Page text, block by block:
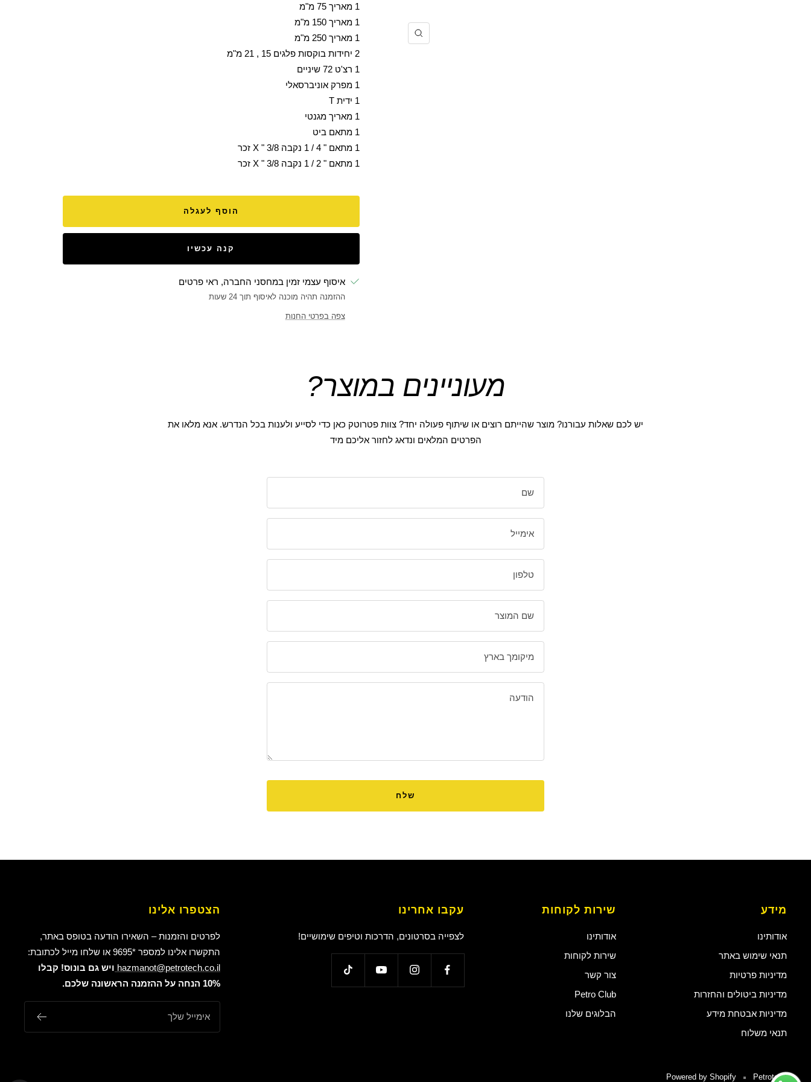
1 מאריך 75 מ"מ
1 מאריך 150 מ"מ
1 מאריך 250 מ"מ
2 יחידות בוקסות פלגים 15 , 21 מ"מ
1 רצ'ט 72 שיניים
1 מפרק אוניברסאלי
1 ידית T
1 מאריך מגנטי
1 מתאם ביט
1 מתאם " 4 / 1 נקבה X " 3/8 זכר
1 מתאם " 2 / 1 נקבה X " 3/8 זכר
הוסף לעגלה
קנה עכשיו
איסוף עצמי זמין במחסני החברה, ראי פרטים
ההזמנה תהיה מוכנה לאיסוף תוך 24 שעות
צפה בפרטי החנות
מעוניינים במוצר?
יש לכם שאלות עבורנו? מוצר שהייתם רוצים או שיתוף פעולה יחד? צוות פטרוטק כאן כדי לסייע ולענות בכל הנדרש. אנא מלאו את
הפרטים המלאים ונדאג לחזור אליכם מיד
שם
אימייל
טלפון
שם המוצר
מיקומך בארץ
הודעה
שלח
מידע
אודותינו
תנאי שימוש באתר
מדיניות פרטיות
מדיניות ביטולים והחזרות
מדיניות אבטחת מידע
תנאי משלוח
שירות לקוחות
אודותינו
שירות לקוחות
צור קשר
Petro Club
הבלוגים שלנו
עקבו אחרינו
לצפייה בסרטונים, הדרכות וטיפים שימושיים!
הצטפרו אלינו
לפרטים והזמנות – השאירו הודעה בטופס באתר,
התקשרו אלינו למספר *9695 או שלחו מייל לכתובת:
hazmanot@petrotech.co.il ויש גם בונוס! קבלו
10% הנחה על ההזמנה הראשונה שלכם.
אימייל שלך
Petrotech
Powered by Shopify